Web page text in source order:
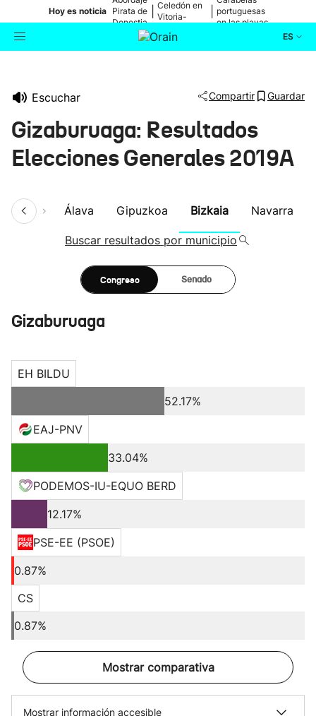
Hoy es noticia Pirata de
Donostia
Celedón en
Vitoria-
portuguesas
en las playas
ES
Escuchar Compartir Guardar
Gizaburuaga: Resultados
Elecciones Generales 2019A
Álava Gipuzkoa Bizkaia Navarra
Buscar resultados por municipio
Congreso Senado
Gizaburuaga
EH BILDU
52.17%
EAJ-PNV
33.04%
PODEMOS-IU-EQUO BERD
12.17%
PSE-EE (PSOE)
0.87%
CS
0.87%
Mostrar comparativa
Mostrar información accesible